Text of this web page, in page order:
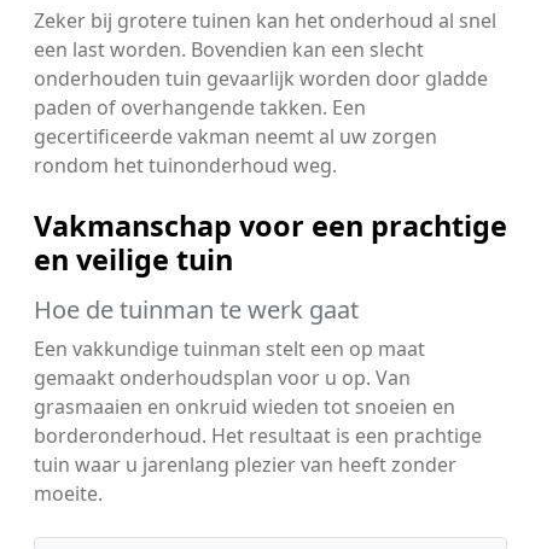
Zeker bij grotere tuinen kan het onderhoud al snel
een last worden. Bovendien kan een slecht
onderhouden tuin gevaarlijk worden door gladde
paden of overhangende takken. Een
gecertificeerde vakman neemt al uw zorgen
rondom het tuinonderhoud weg.
Vakmanschap voor een prachtige
en veilige tuin
Hoe de tuinman te werk gaat
Een vakkundige tuinman stelt een op maat
gemaakt onderhoudsplan voor u op. Van
grasmaaien en onkruid wieden tot snoeien en
borderonderhoud. Het resultaat is een prachtige
tuin waar u jarenlang plezier van heeft zonder
moeite.